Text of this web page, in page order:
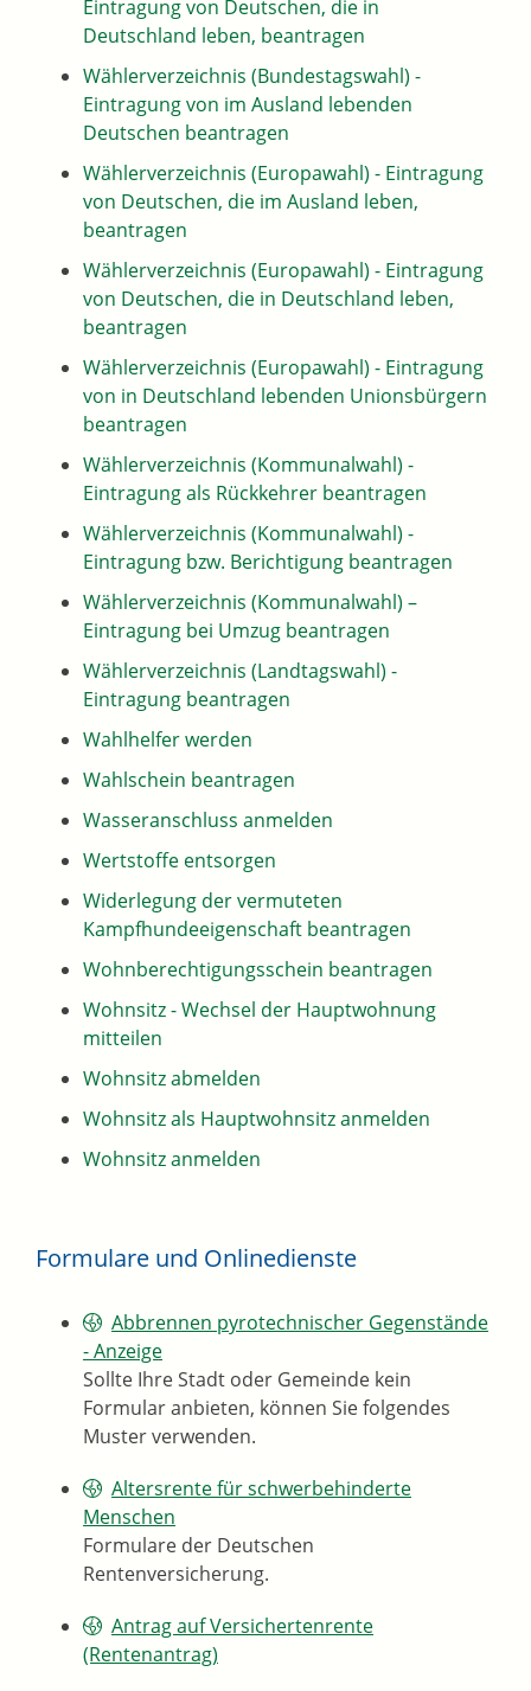
Eintragung von Deutschen, die in
Deutschland leben, beantragen
Wählerverzeichnis (Bundestagswahl) -
Eintragung von im Ausland lebenden
Deutschen beantragen
Wählerverzeichnis (Europawahl) - Eintragung
von Deutschen, die im Ausland leben,
beantragen
Wählerverzeichnis (Europawahl) - Eintragung
von Deutschen, die in Deutschland leben,
beantragen
Wählerverzeichnis (Europawahl) - Eintragung
von in Deutschland lebenden Unionsbürgern
beantragen
Wählerverzeichnis (Kommunalwahl) -
Eintragung als Rückkehrer beantragen
Wählerverzeichnis (Kommunalwahl) -
Eintragung bzw. Berichtigung beantragen
Wählerverzeichnis (Kommunalwahl) –
Eintragung bei Umzug beantragen
Wählerverzeichnis (Landtagswahl) -
Eintragung beantragen
Wahlhelfer werden
Wahlschein beantragen
Wasseranschluss anmelden
Wertstoffe entsorgen
Widerlegung der vermuteten
Kampfhundeeigenschaft beantragen
Wohnberechtigungsschein beantragen
Wohnsitz - Wechsel der Hauptwohnung
mitteilen
Wohnsitz abmelden
Wohnsitz als Hauptwohnsitz anmelden
Wohnsitz anmelden
Formulare und Onlinedienste
Abbrennen pyrotechnischer Gegenstände
- Anzeige
Sollte Ihre Stadt oder Gemeinde kein
Formular anbieten, können Sie folgendes
Muster verwenden.
Altersrente für schwerbehinderte
Menschen
Formulare der Deutschen
Rentenversicherung.
Antrag auf Versichertenrente
(Rentenantrag)